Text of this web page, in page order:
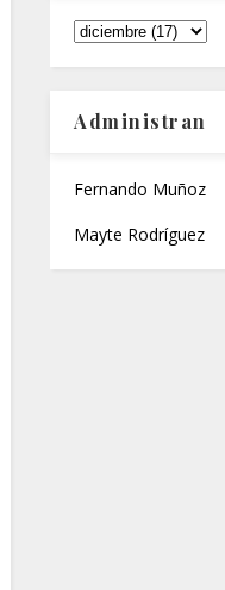
Administran
Fernando Muñoz
Mayte Rodríguez